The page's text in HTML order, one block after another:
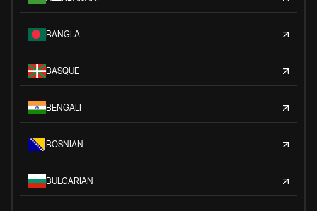
BANGLA
BASQUE
BENGALI
BOSNIAN
BULGARIAN